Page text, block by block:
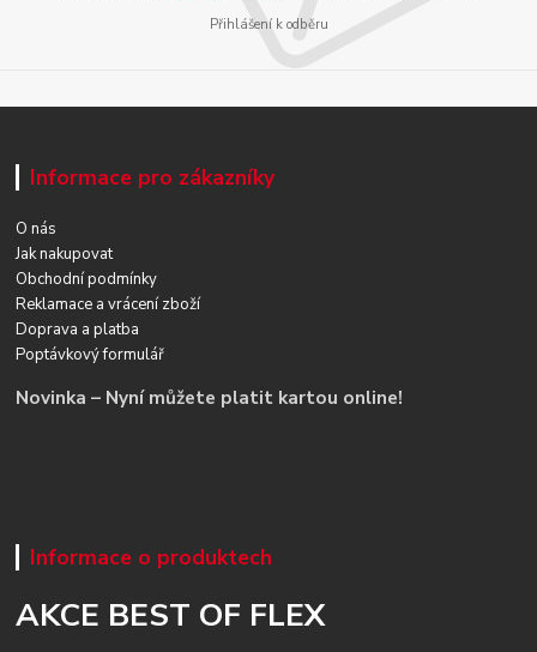
Přihlášení k odběru
Informace pro zákazníky
O nás
Jak nakupovat
Obchodní podmínky
Reklamace a vrácení zboží
Doprava a platba
Poptávkový formulář
Novinka – Nyní můžete platit kartou online!
Informace o produktech
AKCE BEST OF FLEX